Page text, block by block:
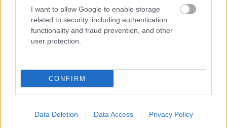
I want to allow Google to enable storage
related to security, including authentication
functionality and fraud prevention, and other
user protection.
CONFIRM
Data Deletion Data Access Privacy Policy
Vannak dolgok ugyanis, amik nem azért baszódnak
el, mert valaki gonosz. És olyan dolgok is vannak,
amelyekben személyes szimpátiáink alapján nem
lehet állást foglalni. Azért,…
basszameg!
Tékás Lacika•2011. december 28. 163